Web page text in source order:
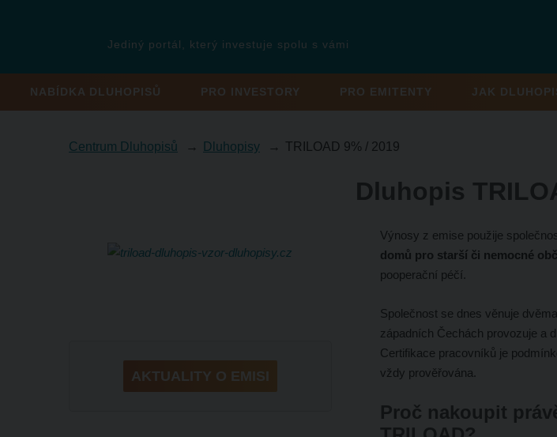
Jediný portál, který investuje spolu s vámi
NABÍDKA DLUHOPISŮ PRO INVESTORY PRO EMITENTY JAK
Centrum Dluhopisů Dluhopisy TRILOAD 9% / 2019
Dluhopis
AKTUALITY O EMISI
Výnosy z emise použije
domů pro starší či nemocné
pooperační péčí.
Společnost se dnes věnuje
západních Čechách provozuje a
Certifikace pracovníků je
vždy prověřována.
Proč nakoupit